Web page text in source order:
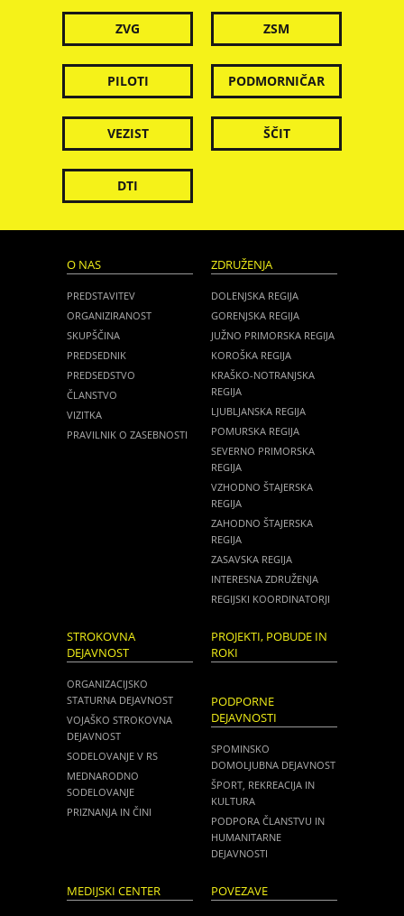
ZVG ZSM
PILOTI PODMORNIČAR
VEZIST ŠČIT
DTI
O NAS
PREDSTAVITEV
ORGANIZIRANOST
SKUPŠČINA
PREDSEDNIK
PREDSEDSTVO
ČLANSTVO
VIZITKA
PRAVILNIK O ZASEBNOSTI
ZDRUŽENJA
DOLENJSKA REGIJA
GORENJSKA REGIJA
JUŽNO PRIMORSKA REGIJA
KOROŠKA REGIJA
KRAŠKO-NOTRANJSKA
REGIJA
LJUBLJANSKA REGIJA
POMURSKA REGIJA
SEVERNO PRIMORSKA
REGIJA
VZHODNO ŠTAJERSKA
REGIJA
ZAHODNO ŠTAJERSKA
REGIJA
ZASAVSKA REGIJA
INTERESNA ZDRUŽENJA
REGIJSKI KOORDINATORJI
STROKOVNA
DEJAVNOST
ORGANIZACIJSKO
STATURNA DEJAVNOST
VOJAŠKO STROKOVNA
DEJAVNOST
SODELOVANJE V RS
MEDNARODNO
SODELOVANJE
PRIZNANJA IN ČINI
PROJEKTI, POBUDE IN
ROKI
PODPORNE
DEJAVNOSTI
SPOMINSKO
DOMOLJUBNA DEJAVNOST
ŠPORT, REKREACIJA IN
KULTURA
PODPORA ČLANSTVU IN
HUMANITARNE
DEJAVNOSTI
MEDIJSKI CENTER POVEZAVE